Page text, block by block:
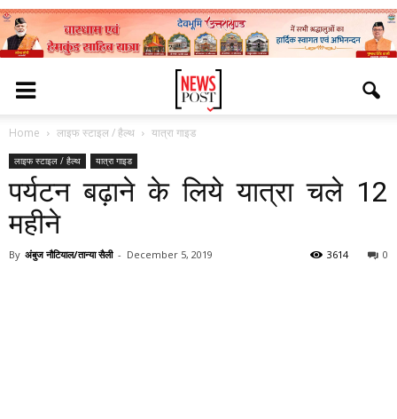
Home लाइफ स्टाइल / हैल्थ यात्रा गाइड
लाइफ स्टाइल / हैल्थ यात्रा गाइड
पर्यटन बढ़ाने के लिये यात्रा चले 12
महीने
By अंबुज नौटियाल/तान्या सैली - December 5, 2019 0
3614